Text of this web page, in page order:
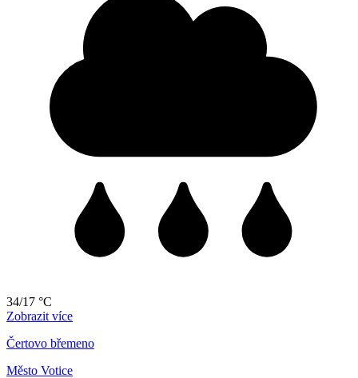
34/17 °C
Zobrazit více
Čertovo břemeno
Město Votice